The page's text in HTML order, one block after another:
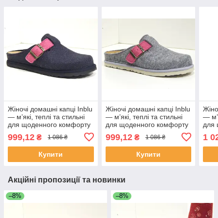
Жіночі домашні капці Inblu
— м’які, теплі та стильні
для щоденного комфорту
999,12 ₴ 1 086 ₴
Купити
Жіночі домашні капці Inblu
— м’які, теплі та стильні
для щоденного комфорту
999,12₴ 1 086 ₴
Купити
—
для
1
Акційні пропозиції та новинки
–8% –8%